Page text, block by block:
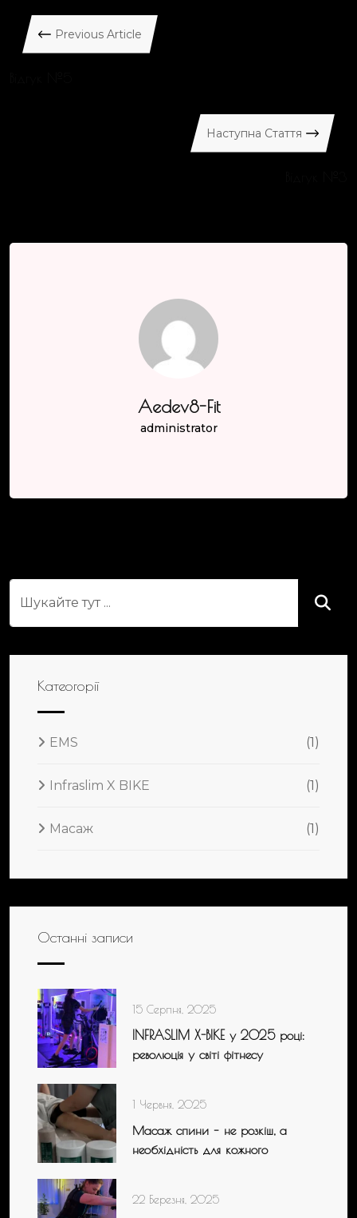
Previous Article
Наступна Стаття
Aedev8-Fit
administrator
Катеогорії
EMS (1)
Infraslim X BIKE (1)
Масаж (1)
Останні записи
15 Серпня, 2025
INFRASLIM X-BIKE у 2025 році:
революція у світі фітнесу
1 Червня, 2025
Масаж спини – не розкіш, а
необхідність для кожного
22 Березня, 2025